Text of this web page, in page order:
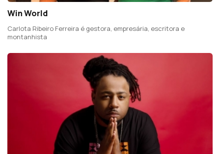
Win World
Carlota Ribeiro Ferreira é gestora, empresária, escritora e
montanhista